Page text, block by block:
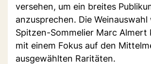
versehen, um ein breites
anzusprechen. Die
Spitzen-Sommelier Marc Almert
mit einem Fokus auf den
ausgewählten Raritäten.